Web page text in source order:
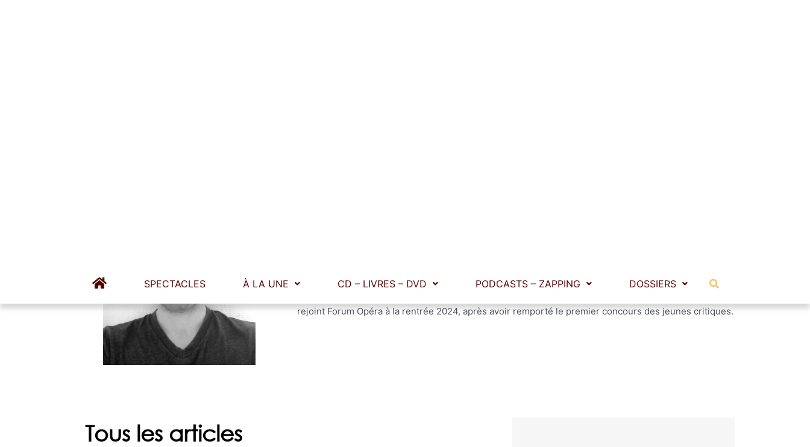
Sorbonne-Nouvelle. Il est particulièrement intéressé par les questions de dramaturgie et de mise en
rejoint Forum Opéra à la rentrée 2024, après avoir remporté le premier concours des jeunes critiques.
Tous les articles